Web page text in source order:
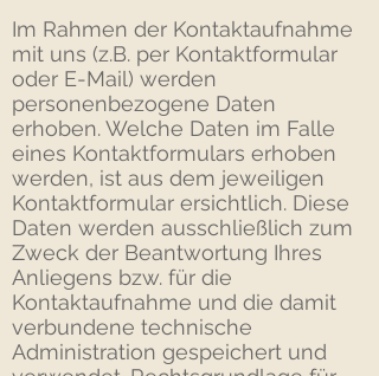
Im Rahmen der Kontaktaufnahme
mit uns (z.B. per Kontaktformular
oder E-Mail) werden
personenbezogene Daten
erhoben. Welche Daten im Falle
eines Kontaktformulars erhoben
werden, ist aus dem jeweiligen
Kontaktformular ersichtlich. Diese
Daten werden ausschließlich zum
Zweck der Beantwortung Ihres
Anliegens bzw. für die
Kontaktaufnahme und die damit
verbundene technische
Administration gespeichert und